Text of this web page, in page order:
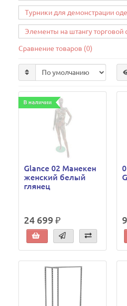
Турники для демонстрации
Элементы на штангу торговой
Сравнение товаров (0)
В наличии
Glance 02 Манекен
женский белый
глянец
24 699 ₽